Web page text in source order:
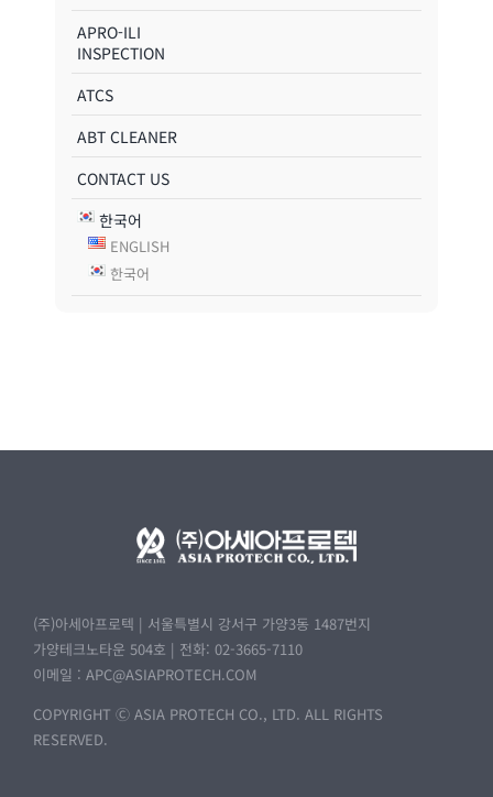
APRO-ILI
INSPECTION
ATCS
ABT CLEANER
CONTACT US
한국어
ENGLISH
한국어
(주)아세아프로텍 | 서울특별시 강서구 가양3동 1487번지
가양테크노타운 504호 | 전화: 02-3665-7110
이메일 : APC@ASIAPROTECH.COM
COPYRIGHT Ⓒ ASIA PROTECH CO., LTD. ALL RIGHTS
RESERVED.